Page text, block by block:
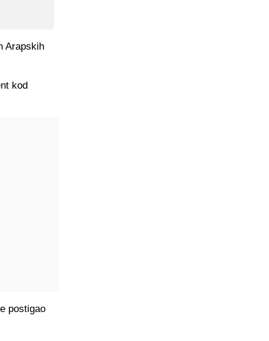
Arapskih
kod
postigao